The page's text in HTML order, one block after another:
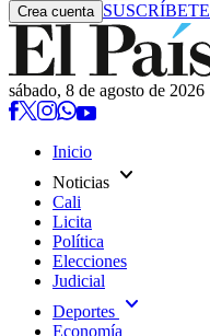
Crea cuenta SUSCRÍBETE
sábado, 8 de agosto de 2026
Inicio
Noticias expand_more
Cali
Licita
Política
Elecciones
Judicial
Deportes expand_more
Economía